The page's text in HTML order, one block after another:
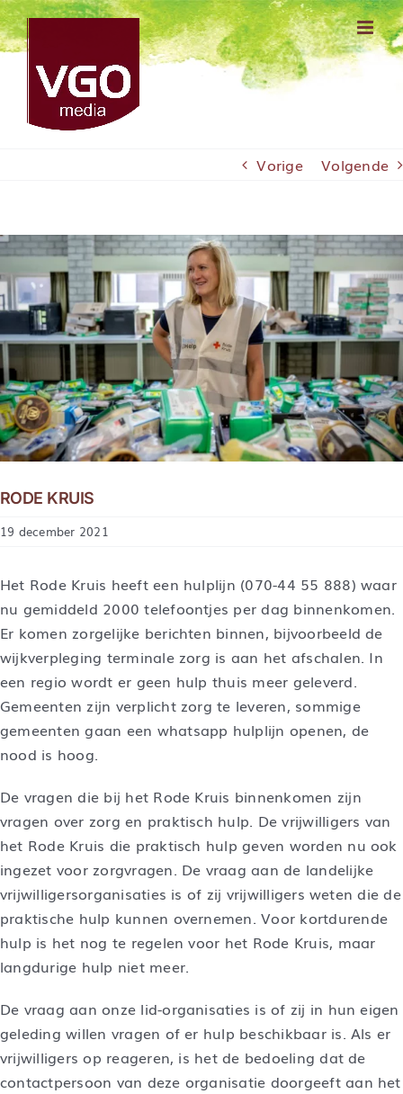
Ga
naar
inhoud
Vorige Volgende
RODE KRUIS
19 december 2021
Het Rode Kruis heeft een hulplijn (070-44 55 888) waar
nu gemiddeld 2000 telefoontjes per dag binnenkomen.
Er komen zorgelijke berichten binnen, bijvoorbeeld de
wijkverpleging terminale zorg is aan het afschalen. In
een regio wordt er geen hulp thuis meer geleverd.
Gemeenten zijn verplicht zorg te leveren, sommige
gemeenten gaan een whatsapp hulplijn openen, de
nood is hoog.
De vragen die bij het Rode Kruis binnenkomen zijn
vragen over zorg en praktisch hulp. De vrijwilligers van
het Rode Kruis die praktisch hulp geven worden nu ook
ingezet voor zorgvragen. De vraag aan de landelijke
vrijwilligersorganisaties is of zij vrijwilligers weten die de
praktische hulp kunnen overnemen. Voor kortdurende
hulp is het nog te regelen voor het Rode Kruis, maar
langdurige hulp niet meer.
De vraag aan onze lid-organisaties is of zij in hun eigen
geleding willen vragen of er hulp beschikbaar is. Als er
vrijwilligers op reageren, is het de bedoeling dat de
contactpersoon van deze organisatie doorgeeft aan het